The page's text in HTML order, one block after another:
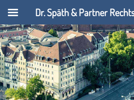
Dr. Späth & Partner